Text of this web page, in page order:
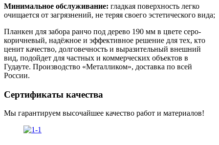
Минимальное обслуживание: гладкая поверхность легко
очищается от загрязнений, не теряя своего эстетического вида;
Планкен для забора ранчо под дерево 190 мм в цвете серо-
коричневый, надёжное и эффективное решение для тех, кто
ценит качество, долговечность и выразительный внешний
вид, подойдет для частных и коммерческих объектов в
Гудауте. Производство «Металликом», доставка по всей
России.
Сертификаты качества
Мы гарантируем высочайшее качество работ и материалов!